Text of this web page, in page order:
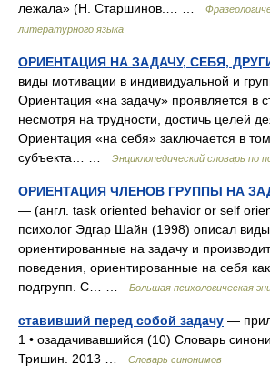
лежала» (Н. Старшинов.… …
литературного языка
ОРИЕНТАЦИЯ НА ЗАДАЧУ, СЕБЯ,
виды мотивации в индивидуальной и
Ориентация «на задачу» проявляется в
несмотря на трудности, достичь целей
Ориентация «на себя» заключается в
субъекта… …
Энциклопедический словарь по
ОРИЕНТАЦИЯ ЧЛЕНОВ ГРУППЫ НА
— (англ. task oriented behavior or self
психолог Эдгар Шайн (1998) описал виды
ориентированные на задачу и
поведения, ориентированные на себя
подгрупп. С… …
Большая психологическая
ставивший перед собой задачу —
1 • озадачивавшийся (10) Словарь
Тришин. 2013 …
Словарь синонимов